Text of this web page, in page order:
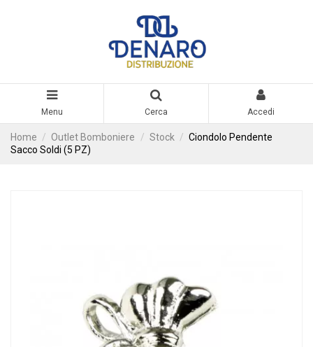
Menu Cerca Accedi
Home Outlet Bomboniere Stock
Ciondolo Pendente
Sacco Soldi (5 PZ)